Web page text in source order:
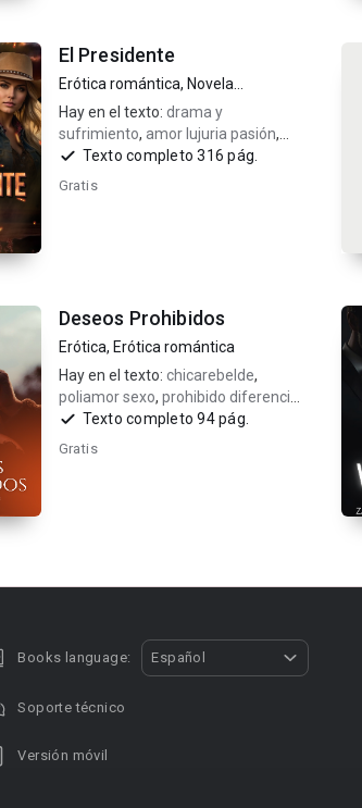
El Presidente
Erótica romántica, Novela
romántica
Hay en el texto: drama y
sufrimiento, amor lujuria pasión,
presidente
Texto completo 316 pág.
Gratis
Deseos Prohibidos
Erótica, Erótica romántica
Hay en el texto: chicarebelde,
poliamor sexo, prohibido diferencia
de edad
Texto completo 94 pág.
Gratis
Books language: Español
Soporte técnico
Versión móvil